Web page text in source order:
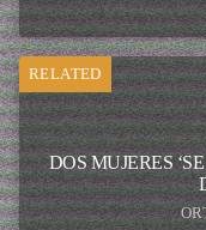
RELATED
DOS MUJERES